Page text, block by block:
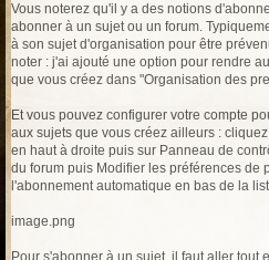
Vous noterez qu'il y a des notions
abonner à un sujet ou un forum.
à son sujet d'organisation pour être
noter : j'ai ajouté une option pour rendre
que vous créez dans "Organisation des
Et vous pouvez configurer votre compte
aux sujets que vous créez ailleurs :
en haut à droite puis sur Panneau de
du forum puis Modifier les préférences de
l'abonnement automatique en bas de la
image.png